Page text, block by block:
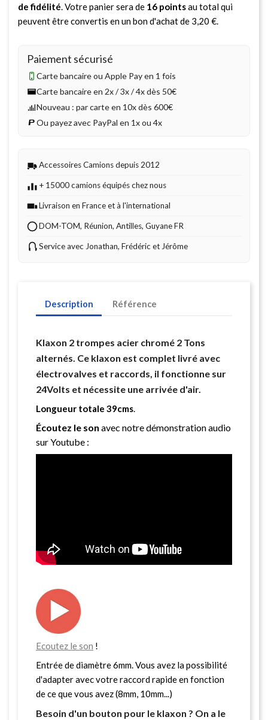
de fidélité. Votre panier sera de 16 pointsau total qui
peuvent être convertis en un bon d'achat de 3,20 €.
Paiement sécurisé
Carte bancaire ou Apple Pay en 1 fois
Carte bancaire en 2x / 3x / 4x dès 50€
Nouveau : par carte en 10x dès 600€
Ou payez avec PayPal en 1x ou 4x
Accessoires Camions depuis 2012
+ 15000 camions équipés chez nous
Livraison en France et à l'international
DOM-TOM, Réunion, Antilles, Guyane FR
Service avec Jonathan, Frédéric et Jérôme
Description Référence
Klaxon 2 trompes acier chromé 2 Tons
alternés. Ce klaxon est complet livré avec
électrovalves et raccords, il fonctionne sur
24Volts et nécessite une arrivée d'air.
Longueur totale 39cms.
Écoutez le son avec notre démonstration audio
sur Youtube :
Ecoutez le son !
Entrée de diamètre 6mm. Vous avez la possibilité
d'adapter avec votre raccord rapide en fonction
de ce que vous avez (8mm, 10mm...)
Besoin d'un bouton pour le klaxon ? On a le